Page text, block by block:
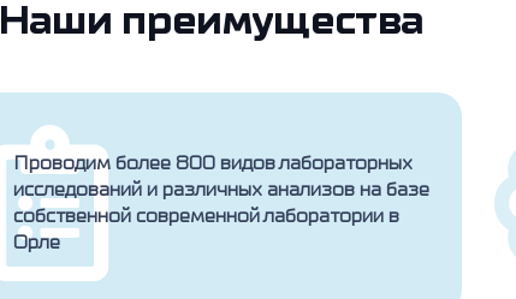
Наши преимущества
Проводим более 800 видов лабораторных
исследований и различных анализов на базе
собственной современной лаборатории в
Орле